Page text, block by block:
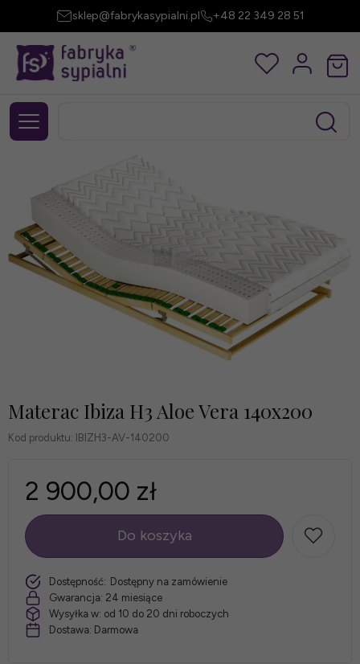
sklep@fabrykasypialni.pl +48 22 349 28 51
Materac Ibiza H3 Aloe Vera 140x200
Kod produktu: IBIZH3-AV-140200
2 900,00 zł
szt.
Do koszyka
Dostępność: Dostępny na zamówienie
Gwarancja: 24 miesiące
Wysyłka w: od 10 do 20 dni roboczych
Dostawa: Darmowa